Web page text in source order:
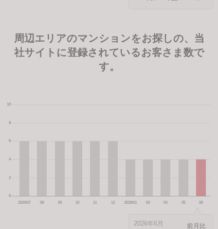
周辺エリアのマンションをお探しの、当
社サイトに登録されているお客さま数で
す。
2026年6月